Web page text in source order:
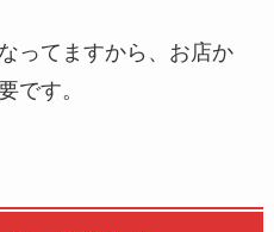
ってますから、お店か
です。